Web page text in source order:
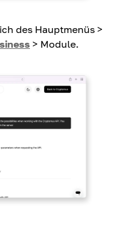
des Hauptmenüs >
> Module.